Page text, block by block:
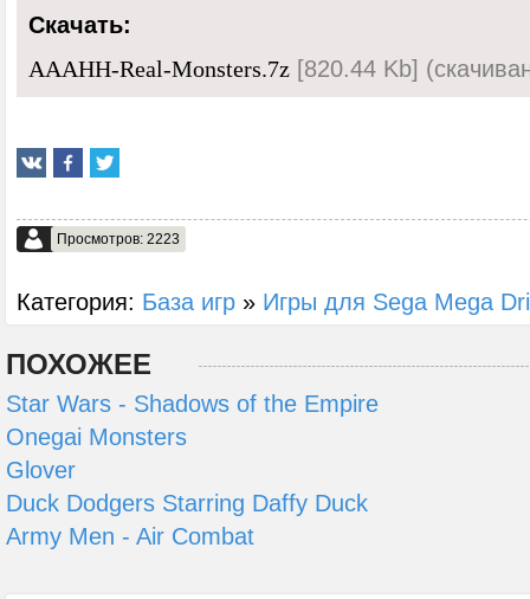
Скачать:
AAAHH-Real-Monsters.7z [820.44 Kb]
Просмотров: 2223
Категория: База игр » Игры для Sega Mega
ПОХОЖЕЕ
Star Wars - Shadows of the Empire
Onegai Monsters
Glover
Duck Dodgers Starring Daffy Duck
Army Men - Air Combat